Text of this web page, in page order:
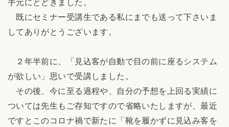
手元にとどきました。
既にセミナー受講生である私にまでも送って下さいま
してありがとうございます。
２年半前に、「見込客が自動で目の前に座るシステム
が欲しい」思いで受講しました。
その後、今に至る過程や、自分の予想を上回る実績に
ついては先生もご存知ですので省略いたしますが、最近
ですとこのコロナ禍で新たに「靴を履かずに見込み客を